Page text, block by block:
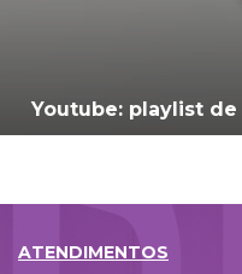
Youtube: playlist
ATENDIMENTOS